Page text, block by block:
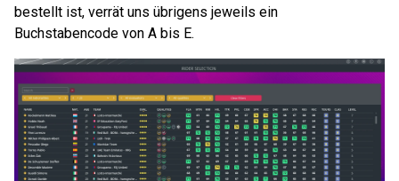
bestellt ist, verrät uns übrigens jeweils ein
Buchstabencode von A bis E.